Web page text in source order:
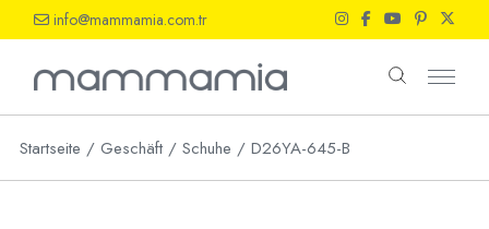
the
info@mammamia.com.tr
Startseite Geschäft Schuhe D26YA-645-B